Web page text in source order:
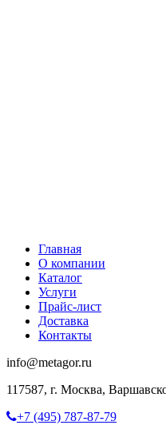
Главная
О компании
Каталог
Услуги
Прайс-лист
Доставка
Контакты
info@metagor.ru
117587, г. Москва,
+7 (495) 787-87-79